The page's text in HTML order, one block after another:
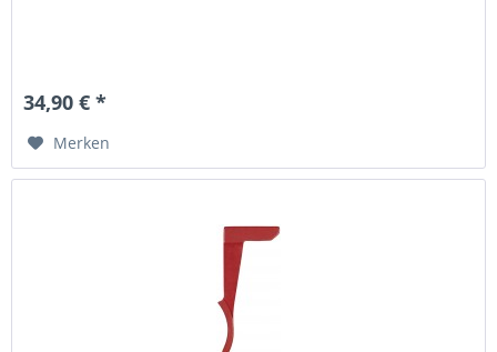
34,90 € *
Merken